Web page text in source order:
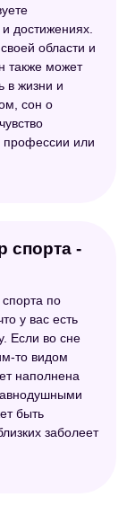
достижениях.
области и
также может
в жизни и
сон о
профессии или
спорта -
по
у вас есть
Если во сне
то видом
наполнена
быть
заболеет